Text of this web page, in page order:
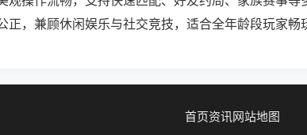
正，兼顾休闲娱乐与社交竞技，适合全年龄段玩家畅
首页资讯网站地图